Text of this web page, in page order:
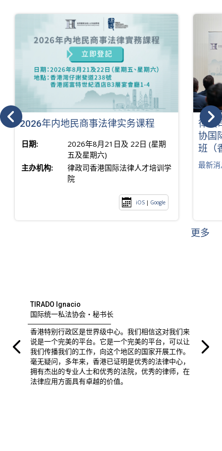
2026年内地民商事法律实务课程
日期:
2026年8月21日及 22日 (星期
五及星期六)
主办机构:
律政司香港国际法律人才培训学
院
iOS | Google
律政
协国
班（
最新
更多
TIRADO Ignacio
国际统一私法协会・秘书长
香港特别行政区是世界级中心。我们相信这对我们来
说是一个完美的平台。它是一个完美的平台，可以让
我们传播我们的工作，向这个地区的国家开展工作。
毫无疑问，多年来，香港已证明是优秀的法律中心，
拥有杰出的专业人士和优秀的法院，优秀的律师，在
法律应用方面具有卓越的价值。